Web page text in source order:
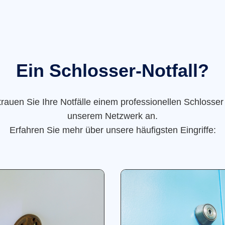
Ein Schlosser-Notfall?
Sie Ihre Notfälle einem professionellen
unserem Netzwerk an.
Erfahren Sie mehr über unsere häufigsten Eingriffe: